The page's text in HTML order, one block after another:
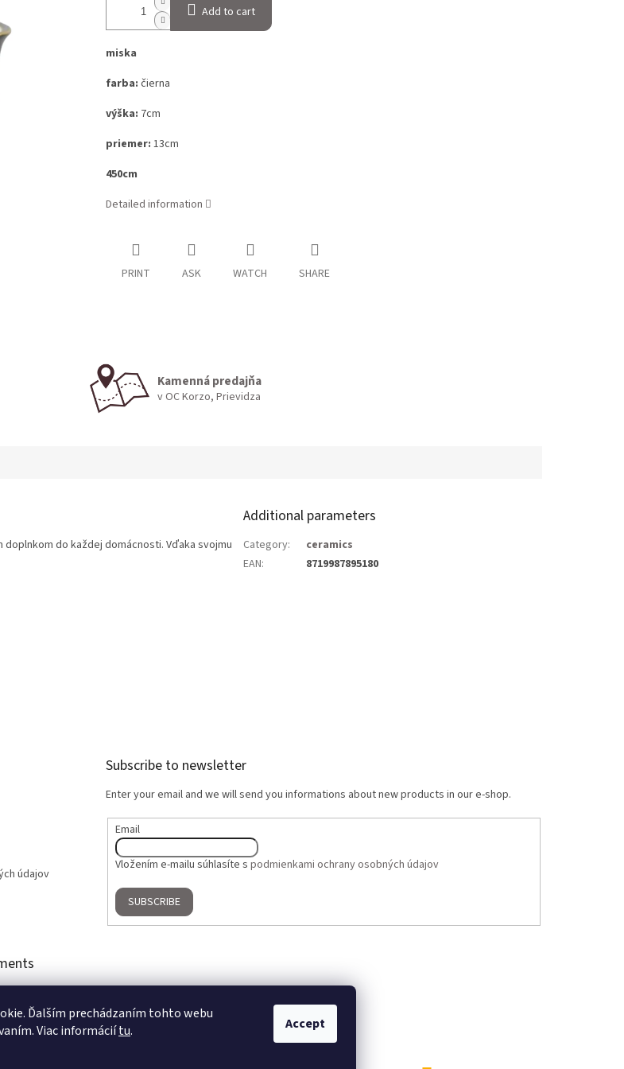
Ďalším prechádzaním tohto webu
Viac informáciítu. Accept
Add to cart
miska
farba: čierna
výška: 7cm
priemer: 13cm
450cm
Detailed information
PRINT ASK WATCH SHARE
Kamenná predajňa
v OC Korzo, Prievidza
doplnkom do každej domácnosti. Vďaka svojmu
Additional parameters
Category:
ceramics
EAN: 8719987895180
údajov
Subscribe to newsletter
Enter your email and we will send you informations about new products in our e-shop.
Email
Vložením e-mailu súhlasíte s podmienkami ochrany osobných údajov
SUBSCRIBE